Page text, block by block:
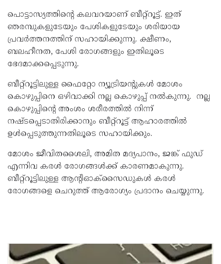
പൊട്ടാസ്യത്തിന്റെ കലവറയാണ് ബീറ്റ്‌റൂട്ട്. ഇത്
ഞരമ്പുകളുടേയും പേശികളുടേയും ശരിയായ
പ്രവര്‍ത്തനത്തിന് സഹായിക്കുന്നു. ക്ഷീണം,
ബലഹീനത, പേശി രോഗങ്ങളും ഇതിലൂടെ
ഭേദമാക്കപ്പെടുന്നു.
ബീറ്റ്‌റൂട്ടിലുള്ള ഫൈറ്റോ ന്യൂട്രിയന്റുകള്‍ മോശം
കൊഴുപ്പിനെ ഒഴിവാക്കി നല്ല കൊഴുപ്പ് നല്‍കുന്നു. നല്ല
കൊഴുപ്പിന്റെ അംശം ശരീരത്തില്‍ നിന്ന്
നഷ്ടപ്പെടാതിരിക്കാനും ബീറ്റ്‌റൂട്ട് ആഹാരത്തില്‍
ഉള്‍പ്പെടുത്തുന്നതിലൂടെ സഹായിക്കും.
മോശം ജീവിതശൈലി, അമിത മദ്യപാനം, ജങ്ക് ഫുഡ്
എന്നിവ കരള്‍ രോഗങ്ങള്‍ക്ക് കാരണമാകുന്നു.
ബീറ്റ്‌റൂട്ടിലുള്ള ആന്റിഓക്‌സൈഡുകള്‍ കരള്‍
രോഗങ്ങളെ ചെറുത്ത് ആരോഗ്യം പ്രദാനം ചെയ്യുന്നു.